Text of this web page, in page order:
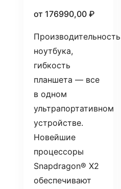
от 176990,00 ₽
Производительность
ноутбука,
гибкость
планшета — все
в одном
ультрапортативном
устройстве.
Новейшие
процессоры
Snapdragon® X2
обеспечивают